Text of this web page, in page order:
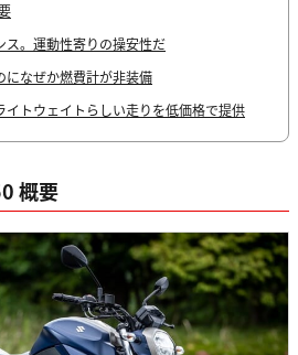
。運動性寄りの操安性だ
なぜか燃費計が非装備
イトウェイトらしい走りを低価格で提供
概要